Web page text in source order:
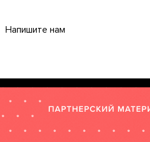
Напишите нам